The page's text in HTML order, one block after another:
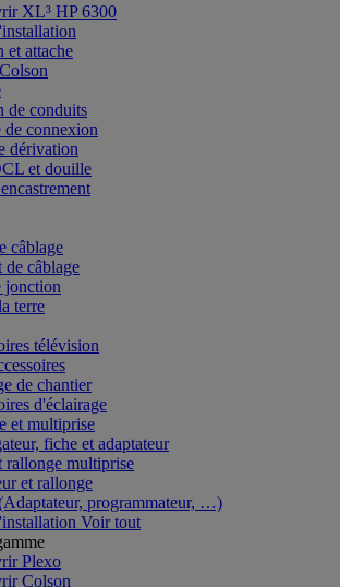
XL³ HP 6300
et attache
de conduits
connexion
dérivation
et douille
câblage
de câblage
jonction
terre
télévision
de chantier
d'éclairage
et multiprise
fiche et adaptateur
rallonge multiprise
et rallonge
programmateur, …)
Voir tout
Plexo
Colson